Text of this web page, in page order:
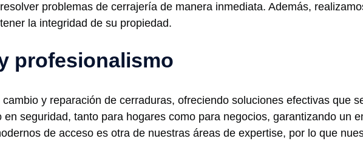
problemas de cerrajería de manera inmediata. Además,
la integridad de su propiedad.
profesionalismo
y reparación de cerraduras, ofreciendo soluciones efectivas que
en seguridad, tanto para hogares como para negocios, garantizando un
de acceso es otra de nuestras áreas de expertise, por lo que